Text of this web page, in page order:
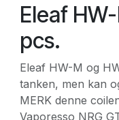
Eleaf
pcs.
Eleaf HW-M og
tanken, men kan
MERK denne
Vaporesso NRG